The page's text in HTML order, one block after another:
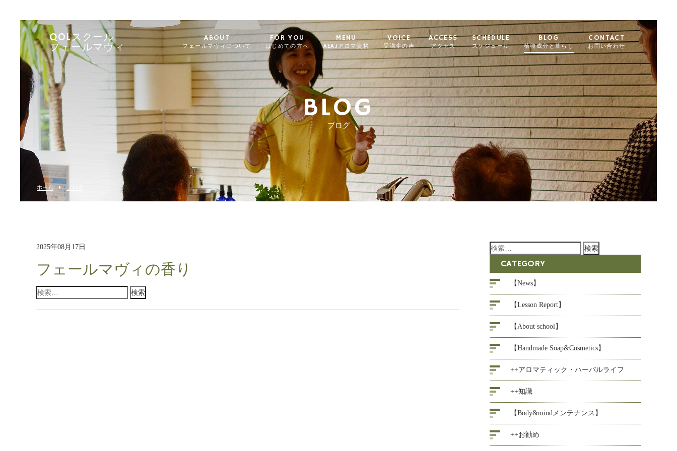
QOLスクール
フェールマヴィ
ABOUT
フェールマヴィについて
FOR YOU
はじめての方へ
MENU
AEAJアロマ資格
VOICE
受講生の声
ACCESS
アクセス
SCHEDULE
スケジュール
BLOG
植物成分と暮らし
CONTACT
お問い合わせ
BLOG
ブログ
ホーム ブログ
2025年08月17日
フェールマヴィの香り
検
検
CATEGORY
【News】
【Lesson Report】
【About school】
【Handmade Soap&Cosmetics】
++アロマティック・ハーバルライフ
++知識
【Body&mindメンテナンス】
++お勧め